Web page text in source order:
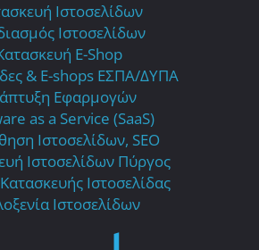
Ιστοσελίδων
Ιστοσελίδων
E-Shop
& E-shops ΕΣΠΑ/ΔΥΠΑ
Εφαρμογών
as a Service (SaaS)
Ιστοσελίδων, SEO
Ιστοσελίδων Πύργος
Ιστοσελίδας
Ιστοσελίδων